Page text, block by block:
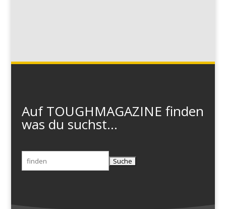
Auf TOUGHMAGAZINE finden
was du suchst...
Suchen
nach: